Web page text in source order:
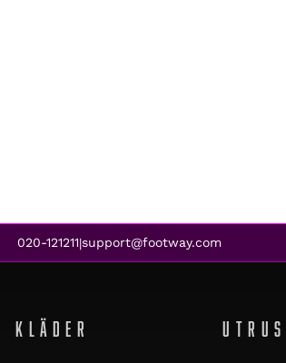
020-121211|support@footway.com
KLÄDER